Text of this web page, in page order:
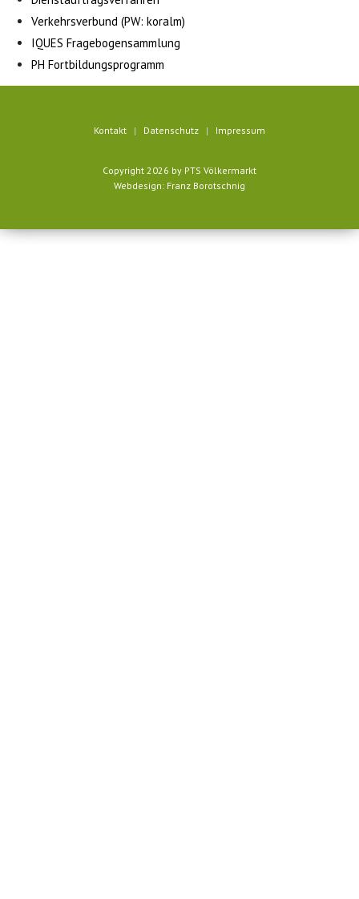
Verkehrsverbund (PW: koralm)
IQUES Fragebogensammlung
PH Fortbildungsprogramm
Kontakt Datenschutz Impressum
Copyright 2026 by PTS Völkermarkt
Webdesign: Franz Borotschnig